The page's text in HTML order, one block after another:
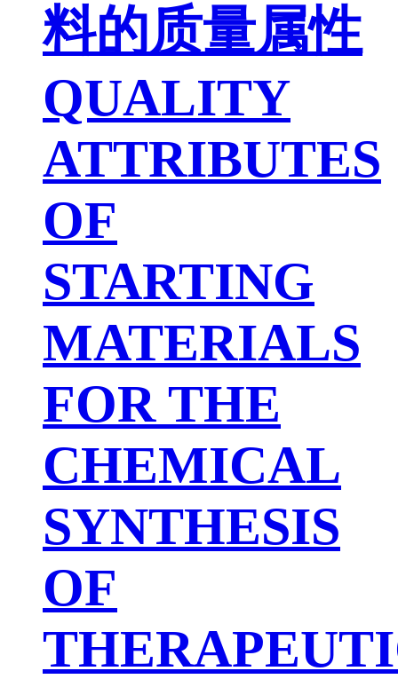
料的质量属性
QUALITY
ATTRIBUTES
OF
STARTING
MATERIALS
FOR THE
CHEMICAL
SYNTHESIS
OF